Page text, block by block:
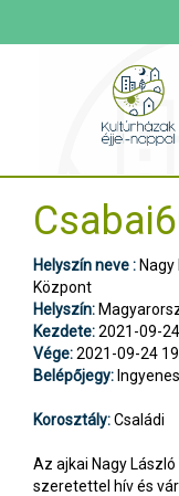
Helyszín neve :
Központ
Helyszín:
Kezdete:2021-09-
Vége:2021-09-24
Belépőjegy: Ingyenes
Korosztály:Családi
Az ajkai Nagy
szeretettel hív és